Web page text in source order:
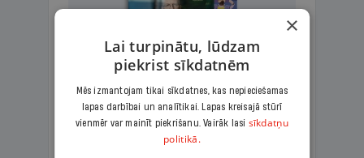
KOMPLEKTS IR + LASIS
Ģimenes komplekts – aizraujošs
×
Lai turpinātu, lūdzam
piekrist sīkdatnēm
Mēs izmantojam tikai sīkdatnes, kas nepieciešamas
lapas darbībai un analītikai. Lapas kreisajā stūrī
vienmēr var mainīt piekrišanu. Vairāk lasi sīkdatņu
politikā.